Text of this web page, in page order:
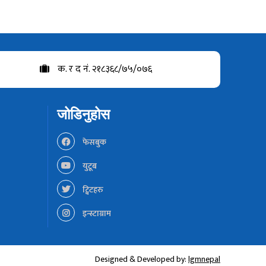
क. र द नं. २१८३६८/७५/०७६
जोडिनुहोस
फेसबुक
युटूब
ट्विटहरु
इन्स्टाग्राम
Designed & Developed by:lgmnepal